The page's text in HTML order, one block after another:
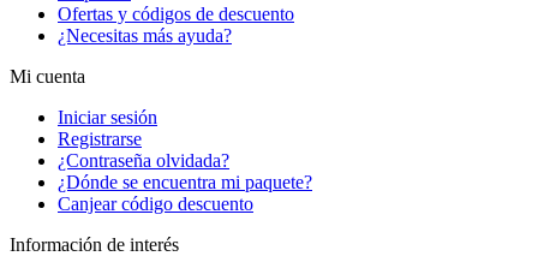
Ofertas y códigos de descuento
¿Necesitas más ayuda?
Mi cuenta
Iniciar sesión
Registrarse
¿Contraseña olvidada?
¿Dónde se encuentra mi paquete?
Canjear código descuento
Información de interés